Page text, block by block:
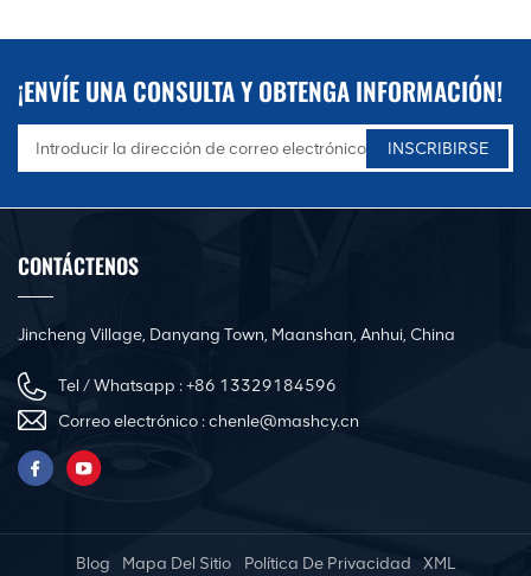
¡ENVÍE UNA CONSULTA Y OBTENGA INFORMACIÓN!
CONTÁCTENOS
Jincheng Village, Danyang Town, Maanshan, Anhui, China
Tel / Whatsapp :+86 13329184596
Correo electrónico :chenle@mashcy.cn
Blog Mapa Del Sitio Política De Privacidad XML